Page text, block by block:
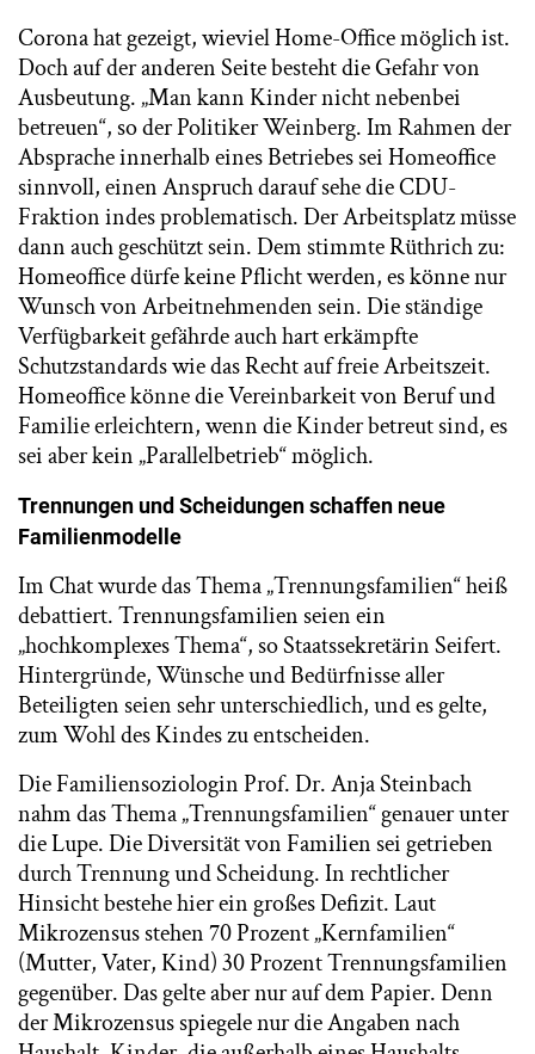
Corona hat gezeigt, wieviel Home-Office möglich ist.
Doch auf der anderen Seite besteht die Gefahr von
Ausbeutung. „Man kann Kinder nicht nebenbei
betreuen“, so der Politiker Weinberg. Im Rahmen der
Absprache innerhalb eines Betriebes sei Homeoffice
sinnvoll, einen Anspruch darauf sehe die CDU-
Fraktion indes problematisch. Der Arbeitsplatz müsse
dann auch geschützt sein. Dem stimmte Rüthrich zu:
Homeoffice dürfe keine Pflicht werden, es könne nur
Wunsch von Arbeitnehmenden sein. Die ständige
Verfügbarkeit gefährde auch hart erkämpfte
Schutzstandards wie das Recht auf freie Arbeitszeit.
Homeoffice könne die Vereinbarkeit von Beruf und
Familie erleichtern, wenn die Kinder betreut sind, es
sei aber kein „Parallelbetrieb“ möglich.
Trennungen und Scheidungen schaffen neue
Familienmodelle
Im Chat wurde das Thema „Trennungsfamilien“ heiß
debattiert. Trennungsfamilien seien ein
„hochkomplexes Thema“, so Staatssekretärin Seifert.
Hintergründe, Wünsche und Bedürfnisse aller
Beteiligten seien sehr unterschiedlich, und es gelte,
zum Wohl des Kindes zu entscheiden.
Die Familiensoziologin Prof. Dr. Anja Steinbach
nahm das Thema „Trennungsfamilien“ genauer unter
die Lupe. Die Diversität von Familien sei getrieben
durch Trennung und Scheidung. In rechtlicher
Hinsicht bestehe hier ein großes Defizit. Laut
Mikrozensus stehen 70 Prozent „Kernfamilien“
(Mutter, Vater, Kind) 30 Prozent Trennungsfamilien
gegenüber. Das gelte aber nur auf dem Papier. Denn
der Mikrozensus spiegele nur die Angaben nach